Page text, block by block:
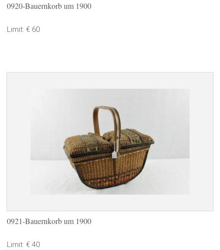
0920-Bauernkorb um 1900
Limit: € 60
0921-Bauernkorb um 1900
Limit: € 40